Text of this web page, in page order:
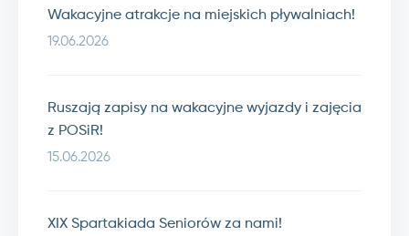
Wakacyjne atrakcje na miejskich pływalniach!
19.06.2026
Ruszają zapisy na wakacyjne wyjazdy i zajęcia
z POSiR!
15.06.2026
XIX Spartakiada Seniorów za nami!